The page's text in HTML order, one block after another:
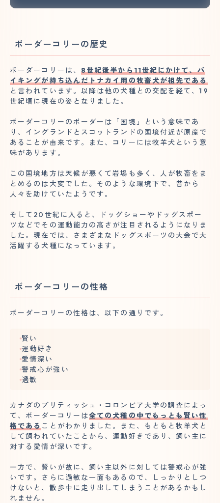
ボーダーコリーの歴史
ボーダーコリーは、 8世紀後半から11世紀にかけて、バ
イキングが持ち込んだトナカイ用の牧畜犬が祖先である
と言われています。以降は他の犬種との交配を経て、19
世紀頃に現在の姿となりました。
ボーダーコリーのボーダーは「国境」という意味であ
り、イングランドとスコットランドの国境付近が原産で
あることが由来です。また、コリーには牧羊犬という意
味があります。
この国境地方は天候が悪くて岩場も多く、人が牧畜をま
とめるのは大変でした。そのような環境下で、昔から
人々を助けていたようです。
そして20世紀に入ると、ドッグショーやドッグスポー
ツなどでその運動能力の高さが注目されるようになりま
した。現在では、さまざまなドッグスポーツの大会で大
活躍する犬種になっています。
ボーダーコリーの性格
ボーダーコリーの性格は、以下の通りです。
賢い
運動好き
愛情深い
警戒心が強い
過敏
カナダのブリティッシュ・コロンビア大学の調査によっ
て 、ボーダーコリーは全ての犬種の中でもっとも賢い性
格である ことがわかりました。また、もともと牧羊犬と
して飼われていたことから、運動好きであり、飼い主に
対する愛情が深いです。
一方で、賢いが故に、飼い主以外に対しては警戒心が強
いです。さらに過敏な一面もあるので、しっかりとしつ
けないと、散歩中に走り出してしまうことがあるかもし
れません。